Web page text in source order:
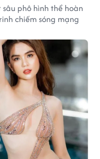
phô hình thể hoàn
chiếm sóng mạng